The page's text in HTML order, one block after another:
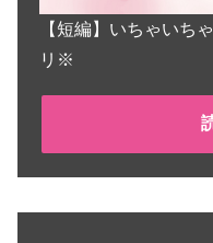
【短編】いちゃいち
リ※